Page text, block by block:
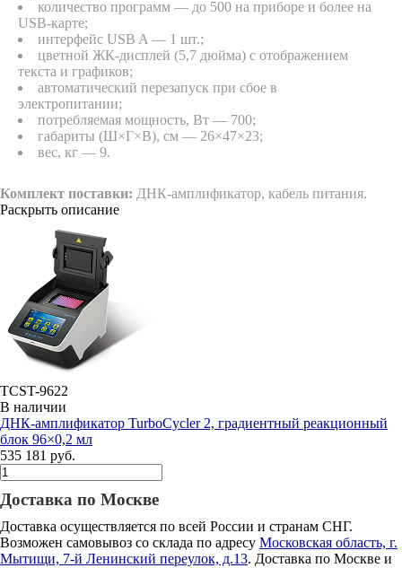
количество программ — до 500 на приборе и более на
USB-карте;
интерфейс USB A — 1 шт.;
цветной ЖК-дисплей (5,7 дюйма) c отображением
текста и графиков;
автоматический перезапуск при сбое в
электропитании;
потребляемая мощность, Вт — 700;
габариты (Ш×Г×В), см — 26×47×23;
вес, кг — 9.
Комплект поставки: ДНК-амплификатор, кабель питания.
Раскрыть описание
TCST-9622
В наличии
ДНК-амплификатор TurboCycler 2, градиентный реакционный
блок 96×0,2 мл
535 181 руб.
Доставка по Москве
Доставка осуществляется по всей России и странам СНГ.
Возможен самовывоз со склада по адресу Московская область, г.
Мытищи, 7-й Ленинский переулок, д.13. Доставка по Москве и